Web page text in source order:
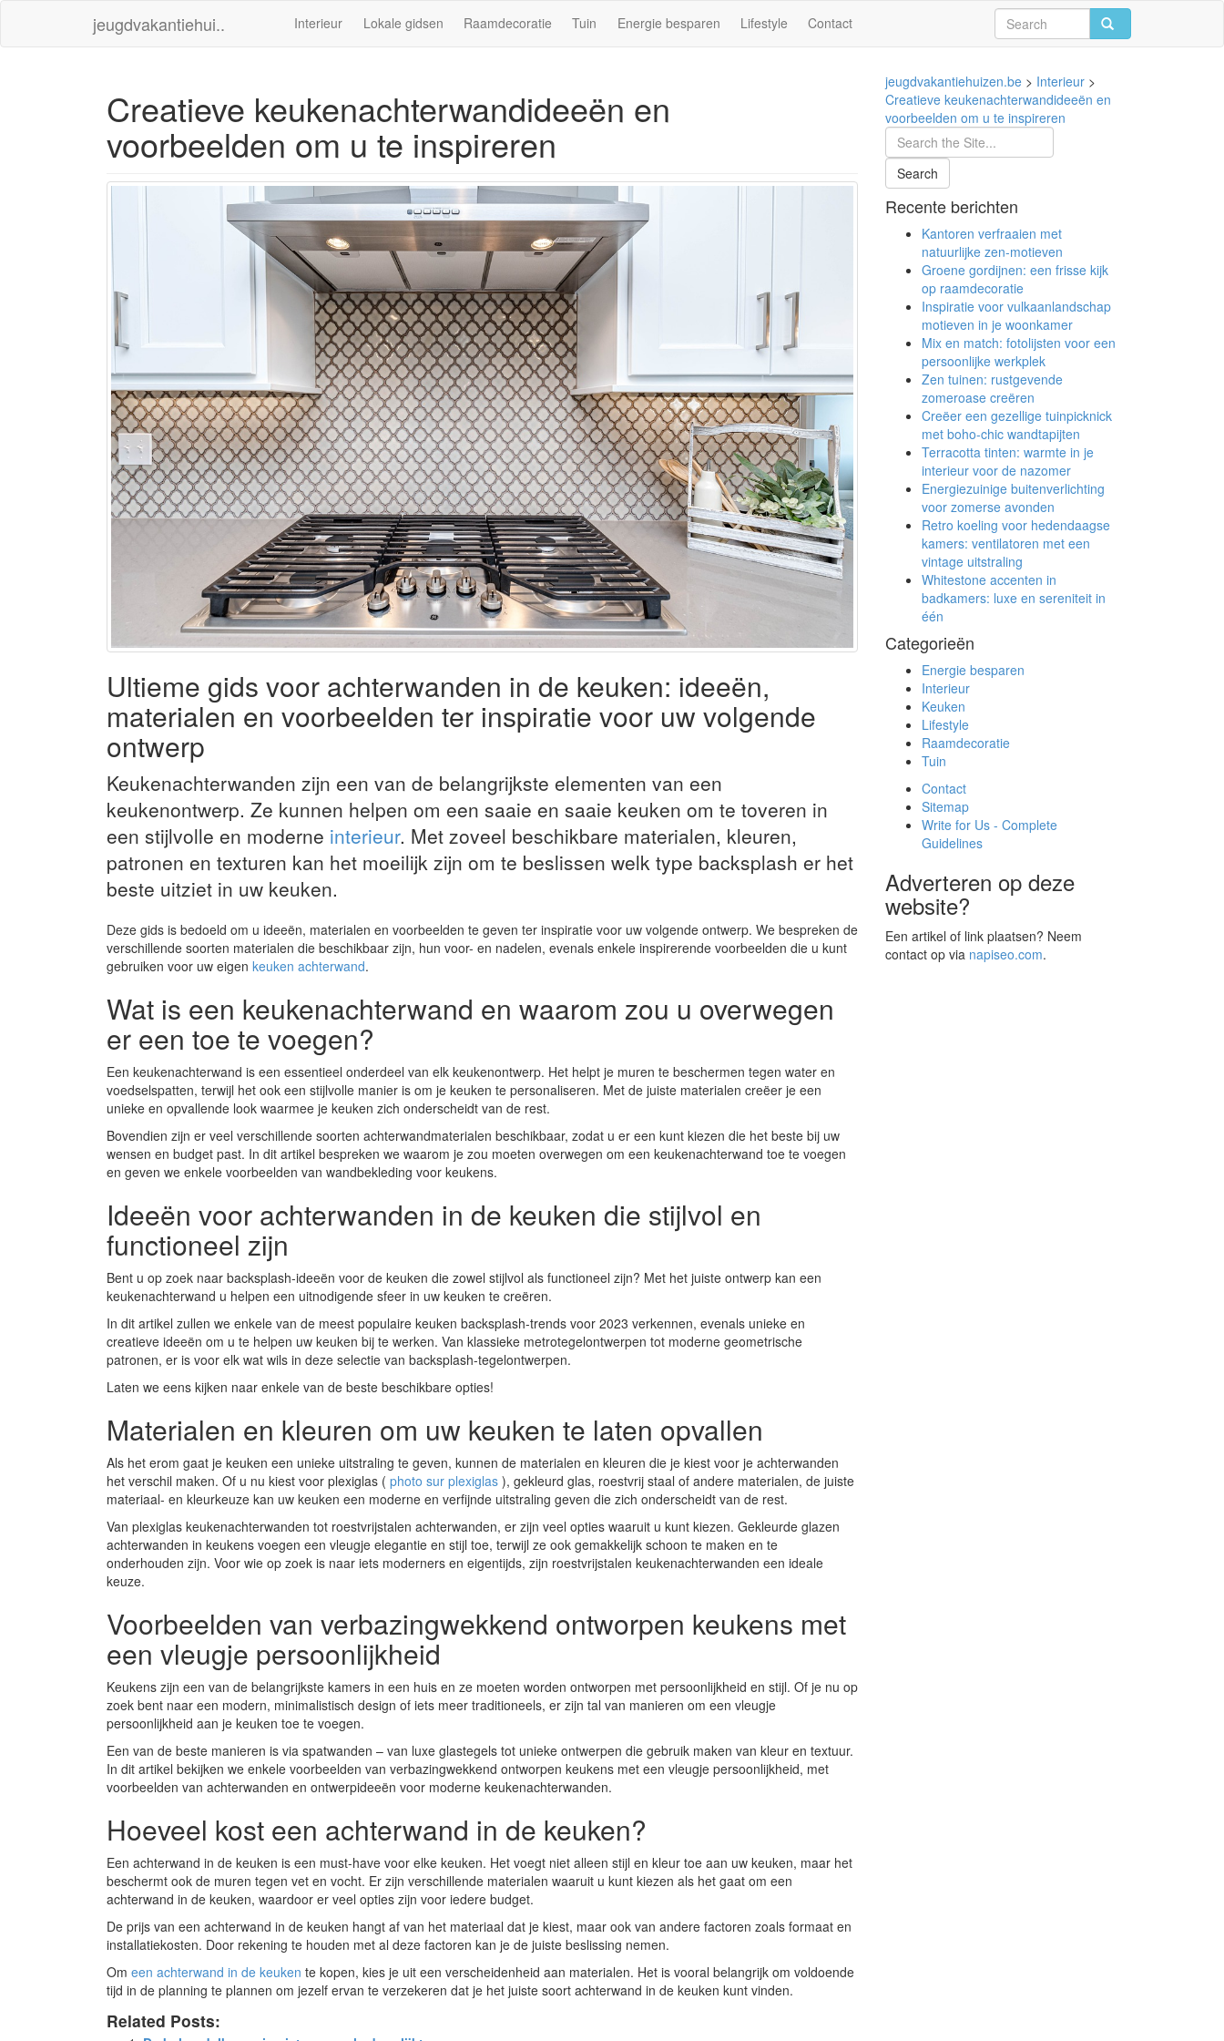
jeugdvakantiehui.. Interieur Lokale gidsen Raamdecoratie Tuin Energie besparen Lifestyle Contact
Creatieve keukenachterwandideeën en
voorbeelden om u te inspireren
Ultieme gids voor achterwanden in de keuken: ideeën,
materialen en voorbeelden ter inspiratie voor uw volgende
ontwerp
Keukenachterwanden zijn een van de belangrijkste elementen van een
keukenontwerp. Ze kunnen helpen om een saaie en saaie keuken om te toveren in
een stijlvolle en moderne interieur. Met zoveel beschikbare materialen, kleuren,
patronen en texturen kan het moeilijk zijn om te beslissen welk type backsplash er het
beste uitziet in uw keuken.
Deze gids is bedoeld om u ideeën, materialen en voorbeelden te geven ter inspiratie voor uw volgende ontwerp. We bespreken de
verschillende soorten materialen die beschikbaar zijn, hun voor- en nadelen, evenals enkele inspirerende voorbeelden die u kunt
gebruiken voor uw eigen keuken achterwand.
Wat is een keukenachterwand en waarom zou u overwegen
er een toe te voegen?
Een keukenachterwand is een essentieel onderdeel van elk keukenontwerp. Het helpt je muren te beschermen tegen water en
voedselspatten, terwijl het ook een stijlvolle manier is om je keuken te personaliseren. Met de juiste materialen creëer je een
unieke en opvallende look waarmee je keuken zich onderscheidt van de rest.
Bovendien zijn er veel verschillende soorten achterwandmaterialen beschikbaar, zodat u er een kunt kiezen die het beste bij uw
wensen en budget past. In dit artikel bespreken we waarom je zou moeten overwegen om een keukenachterwand toe te voegen
en geven we enkele voorbeelden van wandbekleding voor keukens.
Ideeën voor achterwanden in de keuken die stijlvol en
functioneel zijn
Bent u op zoek naar backsplash-ideeën voor de keuken die zowel stijlvol als functioneel zijn? Met het juiste ontwerp kan een
keukenachterwand u helpen een uitnodigende sfeer in uw keuken te creëren.
In dit artikel zullen we enkele van de meest populaire keuken backsplash-trends voor 2023 verkennen, evenals unieke en
creatieve ideeën om u te helpen uw keuken bij te werken. Van klassieke metrotegelontwerpen tot moderne geometrische
patronen, er is voor elk wat wils in deze selectie van backsplash-tegelontwerpen.
Laten we eens kijken naar enkele van de beste beschikbare opties!
Materialen en kleuren om uw keuken te laten opvallen
Als het erom gaat je keuken een unieke uitstraling te geven, kunnen de materialen en kleuren die je kiest voor je achterwanden
het verschil maken. Of u nu kiest voor plexiglas ( photo sur plexiglas ), gekleurd glas, roestvrij staal of andere materialen, de juiste
materiaal- en kleurkeuze kan uw keuken een moderne en verfijnde uitstraling geven die zich onderscheidt van de rest.
Van plexiglas keukenachterwanden tot roestvrijstalen achterwanden, er zijn veel opties waaruit u kunt kiezen. Gekleurde glazen
achterwanden in keukens voegen een vleugje elegantie en stijl toe, terwijl ze ook gemakkelijk schoon te maken en te
onderhouden zijn. Voor wie op zoek is naar iets moderners en eigentijds, zijn roestvrijstalen keukenachterwanden een ideale
keuze.
Voorbeelden van verbazingwekkend ontworpen keukens met
een vleugje persoonlijkheid
Keukens zijn een van de belangrijkste kamers in een huis en ze moeten worden ontworpen met persoonlijkheid en stijl. Of je nu op
zoek bent naar een modern, minimalistisch design of iets meer traditioneels, er zijn tal van manieren om een vleugje
persoonlijkheid aan je keuken toe te voegen.
Een van de beste manieren is via spatwanden – van luxe glastegels tot unieke ontwerpen die gebruik maken van kleur en textuur.
In dit artikel bekijken we enkele voorbeelden van verbazingwekkend ontworpen keukens met een vleugje persoonlijkheid, met
voorbeelden van achterwanden en ontwerpideeën voor moderne keukenachterwanden.
Hoeveel kost een achterwand in de keuken?
Een achterwand in de keuken is een must-have voor elke keuken. Het voegt niet alleen stijl en kleur toe aan uw keuken, maar het
beschermt ook de muren tegen vet en vocht. Er zijn verschillende materialen waaruit u kunt kiezen als het gaat om een
achterwand in de keuken, waardoor er veel opties zijn voor iedere budget.
De prijs van een achterwand in de keuken hangt af van het materiaal dat je kiest, maar ook van andere factoren zoals formaat en
installatiekosten. Door rekening te houden met al deze factoren kan je de juiste beslissing nemen.
Om een achterwand in de keuken te kopen, kies je uit een verscheidenheid aan materialen. Het is vooral belangrijk om voldoende
tijd in de planning te plannen om jezelf ervan te verzekeren dat je het juiste soort achterwand in de keuken kunt vinden.
Related Posts:
jeugdvakantiehuizen.be > Interieur >
Creatieve keukenachterwandideeën en
voorbeelden om u te inspireren
Recente berichten
Kantoren verfraaien met
natuurlijke zen-motieven
Groene gordijnen: een frisse kijk
op raamdecoratie
Inspiratie voor vulkaanlandschap
motieven in je woonkamer
Mix en match: fotolijsten voor een
persoonlijke werkplek
Zen tuinen: rustgevende
zomeroase creëren
Creëer een gezellige tuinpicknick
met boho-chic wandtapijten
Terracotta tinten: warmte in je
interieur voor de nazomer
Energiezuinige buitenverlichting
voor zomerse avonden
Retro koeling voor hedendaagse
kamers: ventilatoren met een
vintage uitstraling
Whitestone accenten in
badkamers: luxe en sereniteit in
één
Categorieën
Energie besparen
Interieur
Keuken
Lifestyle
Raamdecoratie
Tuin
Contact
Sitemap
Write for Us - Complete
Guidelines
Adverteren op deze
website?
Een artikel of link plaatsen? Neem
contact op via napiseo.com.